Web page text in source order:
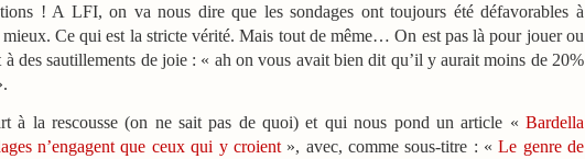
! A LFI, on va nous dire que les sondages ont toujours été défavorables à
Ce qui est la stricte vérité. Mais tout de même… On est pas là pour jouer ou
des sautillements de joie : « ah on vous avait bien dit qu’il y aurait moins de 20%
à la rescousse (on ne sait pas de quoi) et qui nous pond un article «Bardella
n’engagent que ceux qui y croient», avec, comme sous-titre : «Le genre de